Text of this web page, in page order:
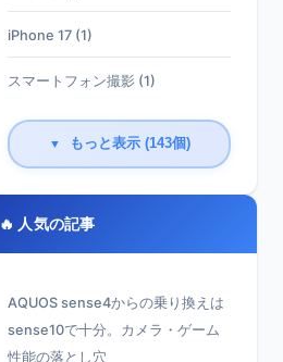
iPhone 17 (1)
スマートフォン撮影 (1)
▼ もっと表示 (143個)
🔥 人気の記事
AQUOS sense4からの乗り換えは
sense10で十分。カメラ・ゲーム
性能の落とし穴